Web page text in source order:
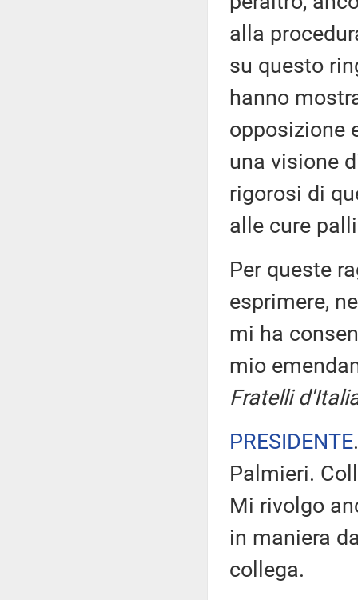
alla
su questo
hanno
opposizione
una visione
rigorosi di
alle cure
Per queste
esprimere,
mi ha
mio
Fratelli
PRESIDENTE
Palmieri.
Mi rivolgo
in maniera
collega.